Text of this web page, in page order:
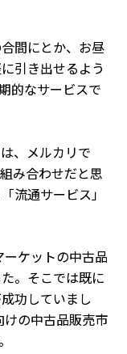
間にとか、お昼
引き出せるよう
的なサービスで
、メルカリで
み合わせだと思
流通サービス」
ケットの中古品
。 そこでは既に
功していまし
の中古品販売市